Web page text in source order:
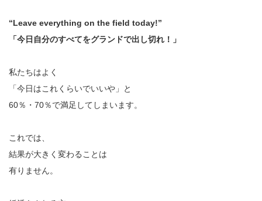
“Leave everything on the field today!”
「今日自分のすべてをグランドで出し切れ！」
私たちはよく
「今日はこれくらいでいいや」と
60％・70％で満足してしまいます。
これでは、
結果が大きく変わることは
有りません。